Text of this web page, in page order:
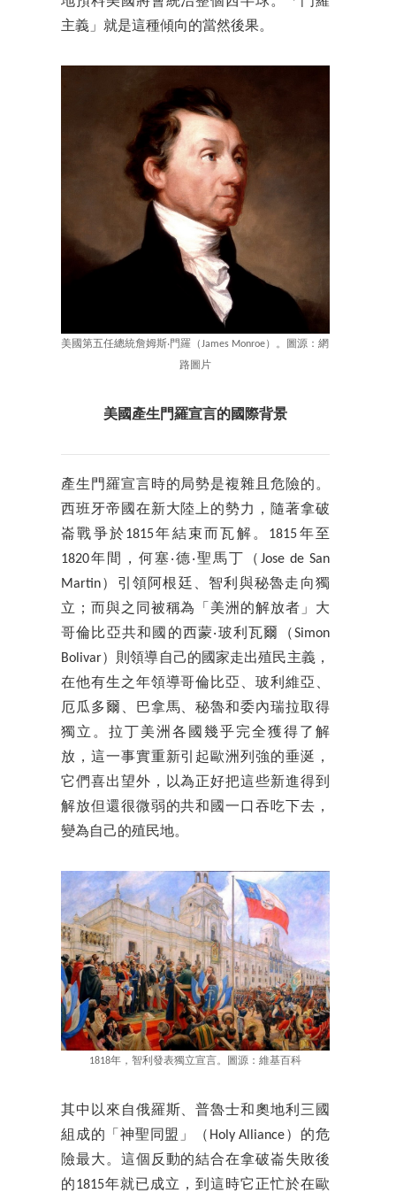
主義」就是這種傾向的當然後果。
美國第五任總統詹姆斯‧門羅（James Monroe）。圖源：網
路圖片
美國產生門羅宣言的國際背景
產生門羅宣言時的局勢是複雜且危險的。
西班牙帝國在新大陸上的勢力，隨著拿破
崙戰爭於1815年結束而瓦解。1815年至
1820年間，何塞‧德‧聖馬丁（Jose de San
Martin）引領阿根廷、智利與秘魯走向獨
立；而與之同被稱為「美洲的解放者」大
哥倫比亞共和國的西蒙‧玻利瓦爾（Simon
Bolivar）則領導自己的國家走出殖民主義，
在他有生之年領導哥倫比亞、玻利維亞、
厄瓜多爾、巴拿馬、秘魯和委內瑞拉取得
獨立。拉丁美洲各國幾乎完全獲得了解
放，這一事實重新引起歐洲列強的垂涎，
它們喜出望外，以為正好把這些新進得到
解放但還很微弱的共和國一口吞吃下去，
變為自己的殖民地。
1818年，智利發表獨立宣言。圖源：維基百科
其中以來自俄羅斯、普魯士和奧地利三國
組成的「神聖同盟」（Holy Alliance）的危
險最大。這個反動的結合在拿破崙失敗後
的1815年就已成立，到這時它正忙於在歐